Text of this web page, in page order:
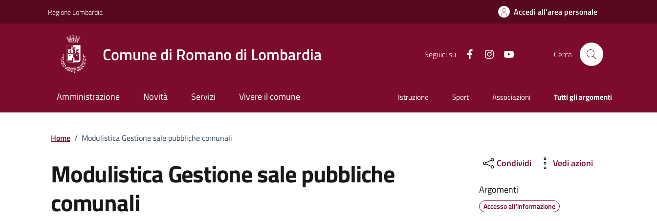
Regione Lombardia Accedi all'area personale
Comune di Romano di Lombardia Seguici su Facebook Instagram Cerca
Amministrazione Novità Servizi Vivere il comune Istruzione Sport Associazioni Tutti gli argomenti
Home / Modulistica Gestione sale pubbliche comunali
Modulistica Gestione sale pubbliche
comunali
Condividi
Vedi azioni
Argomenti
Accesso all'informazione